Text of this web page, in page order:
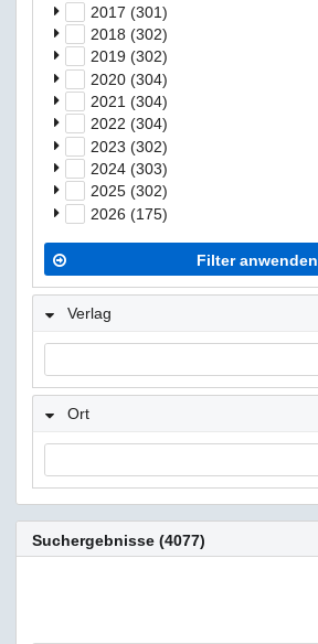
2017 (301)
2018 (302)
2019 (302)
2020 (304)
2021 (304)
2022 (304)
2023 (302)
2024 (303)
2025 (302)
2026 (175)
Filter anwenden
Verlag
Ort
Suchergebnisse (4077)